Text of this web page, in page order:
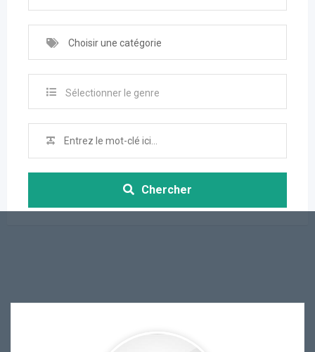
Choisir une catégorie
Sélectionner le genre
Chercher